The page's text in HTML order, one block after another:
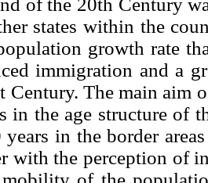
states within the
growth rate
immigration and a
Century. The main aim
in the age structure of
years in the border
with the perception of